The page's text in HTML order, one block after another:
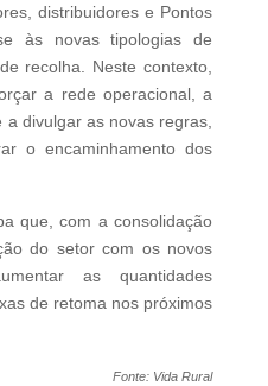
distribuidores e Pontos
às novas tipologias de
recolha. Neste contexto,
a rede operacional, a
divulgar as novas regras,
o encaminhamento dos
que, com a consolidação
do setor com os novos
as quantidades
de retoma nos próximos
Fonte: Vida Rural